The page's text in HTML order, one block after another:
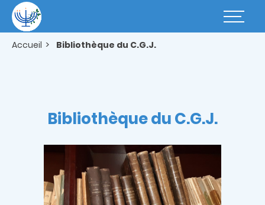
contenu
principal
Basculer
Accueil Bibliothèque du C.G.J.
Bibliothèque du C.G.J.